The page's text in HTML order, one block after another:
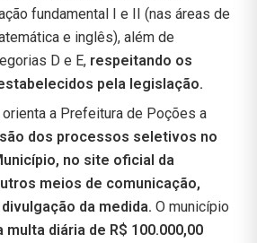
fundamental I e II (nas áreas de
e inglês), além de
D e E, respeitando os
pela legislação.
a Prefeitura de Poções a
dos processos seletivos no
no site oficial da
meios de comunicação,
da medida. O município
multa diária de R$ 100.000,00